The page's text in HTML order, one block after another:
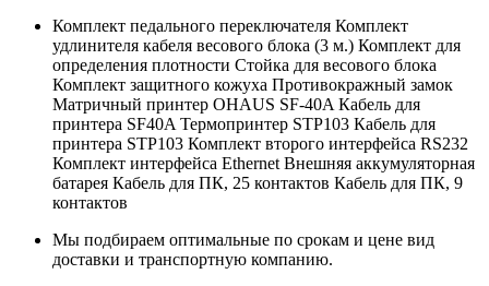
Комплект педального переключателя Комплект
удлинителя кабеля весового блока (3 м.) Комплект для
определения плотности Стойка для весового блока
Комплект защитного кожуха Противокражный замок
Матричный принтер OHAUS SF-40A Кабель для
принтера SF40A Термопринтер STP103 Кабель для
принтера STP103 Комплект второго интерфейса RS232
Комплект интерфейса Ethernet Внешняя аккумуляторная
батарея Кабель для ПК, 25 контактов Кабель для ПК, 9
контактов
Мы подбираем оптимальные по срокам и цене вид
доставки и транспортную компанию.